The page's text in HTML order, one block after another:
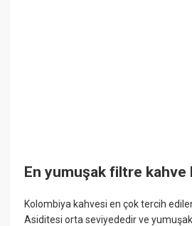
En yumuşak filtre kahve
Kolombiya kahvesi en çok tercih
Asiditesi orta seviyededir ve